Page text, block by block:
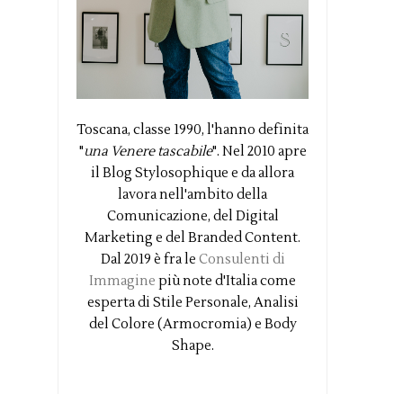
Toscana, classe 1990, l'hanno definita
"una Venere tascabile". Nel 2010 apre
il Blog Stylosophique e da allora
lavora nell'ambito della
Comunicazione, del Digital
Marketing e del Branded Content.
Dal 2019 è fra le Consulenti di
Immagine più note d'Italia come
esperta di Stile Personale, Analisi
del Colore (Armocromia) e Body
Shape.